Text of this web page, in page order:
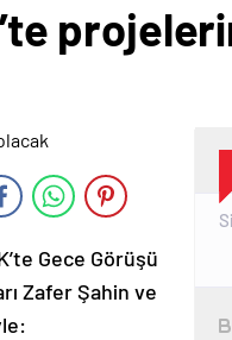
Gece Görüşü
Zafer Şahin ve